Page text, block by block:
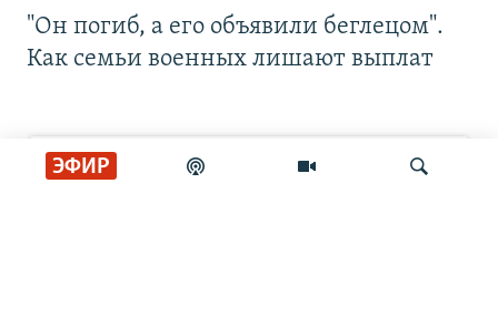
ЭФИР
"Он погиб, а его объявили беглецом".
Как семьи военных лишают выплат